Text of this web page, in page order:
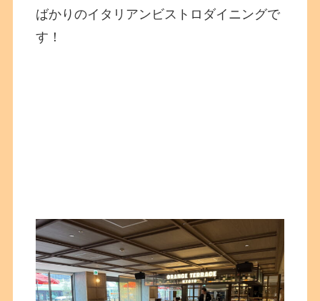
ばかりのイタリアンビストロダイニングで
す！